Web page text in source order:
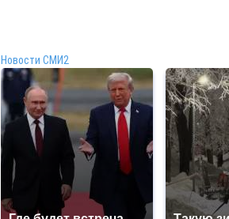
Новости СМИ2